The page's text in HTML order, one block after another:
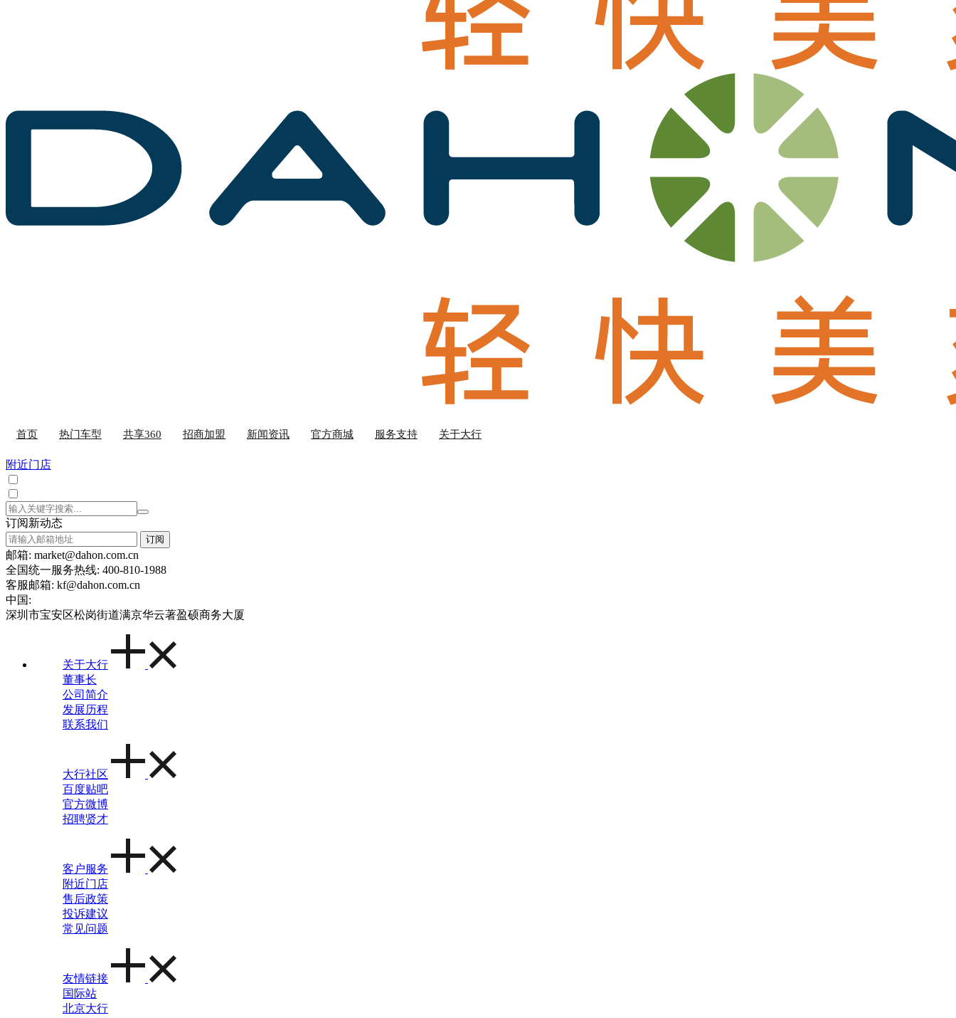
首页 热门车型 共享360 招商加盟 新闻资讯 官方商城 服务支持 关于大行
附近门店
订阅新动态
订阅
邮箱: market@dahon.com.cn
全国统一服务热线: 400-810-1988
客服邮箱: kf@dahon.com.cn
中国:
深圳市宝安区松岗街道满京华云著盈硕商务大厦
关于大行
董事长
公司简介
发展历程
联系我们
大行社区
百度贴吧
官方微博
招聘贤才
客户服务
附近门店
售后政策
投诉建议
常见问题
友情链接
国际站
北京大行